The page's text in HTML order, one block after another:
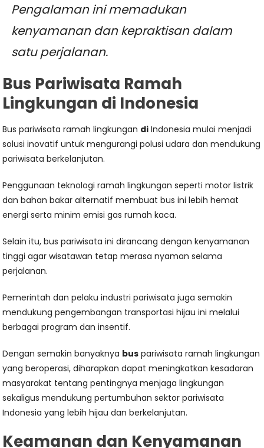
Pengalaman ini memadukan
kenyamanan dan kepraktisan dalam
satu perjalanan.
Bus Pariwisata Ramah
Lingkungan di Indonesia
Bus pariwisata ramah lingkungan di Indonesia mulai menjadi
solusi inovatif untuk mengurangi polusi udara dan mendukung
pariwisata berkelanjutan.
Penggunaan teknologi ramah lingkungan seperti motor listrik
dan bahan bakar alternatif membuat bus ini lebih hemat
energi serta minim emisi gas rumah kaca.
Selain itu, bus pariwisata ini dirancang dengan kenyamanan
tinggi agar wisatawan tetap merasa nyaman selama
perjalanan.
Pemerintah dan pelaku industri pariwisata juga semakin
mendukung pengembangan transportasi hijau ini melalui
berbagai program dan insentif.
Dengan semakin banyaknya bus pariwisata ramah lingkungan
yang beroperasi, diharapkan dapat meningkatkan kesadaran
masyarakat tentang pentingnya menjaga lingkungan
sekaligus mendukung pertumbuhan sektor pariwisata
Indonesia yang lebih hijau dan berkelanjutan.
Keamanan dan Kenyamanan